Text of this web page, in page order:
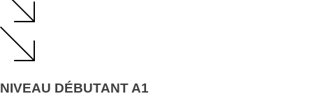
NIVEAU DÉBUTANT A1